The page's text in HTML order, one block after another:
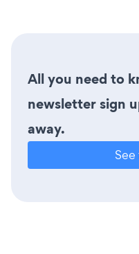
All you need to
newsletter sign
away.